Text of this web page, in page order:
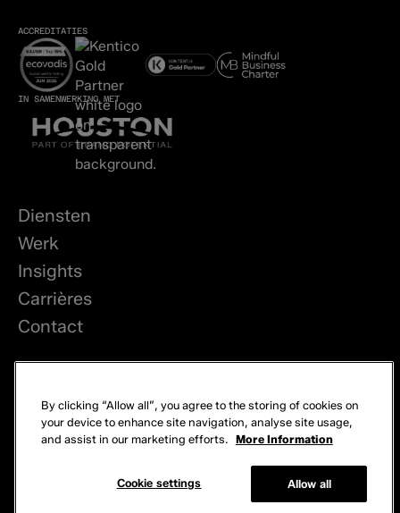
ACCREDITATIES
IN SAMENWERKING MET
Diensten
Werk
Insights
Carrières
Contact
© 2026 Brand Potential. Alle rechten voorbehouden.
Privacy
Cookies
By clicking “Allow all”, you agree to the storing of cookies on
your device to enhance site navigation, analyse site usage,
and assist in our marketing efforts. More Information
Cookie settings Allow all